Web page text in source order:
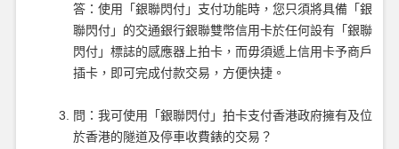
答：使用「銀聯閃付」支付功能時，您只須將具備「銀
聯閃付」的交通銀行銀聯雙幣信用卡於任何設有「銀聯
閃付」標誌的感應器上拍卡，而毋須遞上信用卡予商戶
插卡，即可完成付款交易，方便快捷。
問：我可使用「銀聯閃付」拍卡支付香港政府擁有及位
於香港的隧道及停車收費錶的交易？